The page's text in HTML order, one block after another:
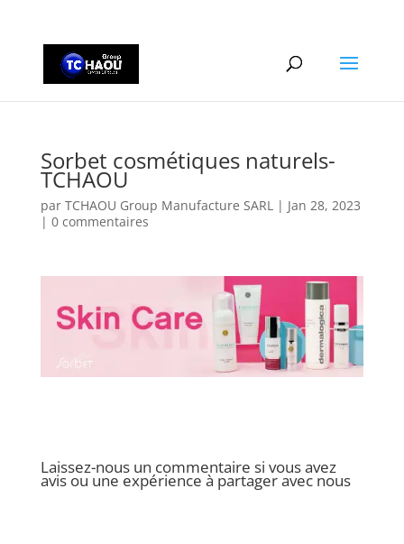
Sorbet cosmétiques naturels-
TCHAOU
par TCHAOU Group Manufacture SARL| Jan 28, 2023
| 0 commentaires
Laissez-nous un commentaire si vous avez
avis ou une expérience à partager avec nous